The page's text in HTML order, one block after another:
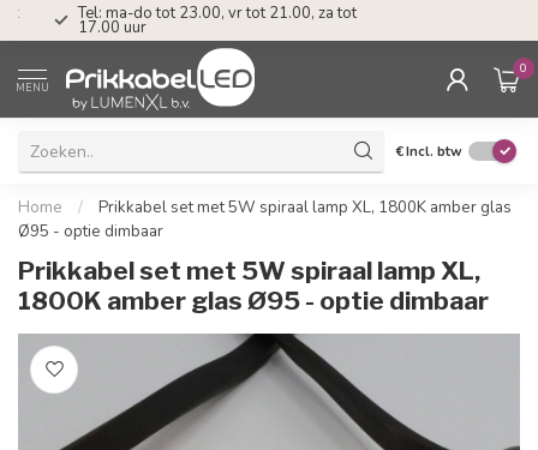
Tel: ma-do tot 23.00, vr tot 21.00, za tot
17.00 uur
MENU
0
€Incl. btw
Home /
Prikkabel set met 5W spiraal lamp XL, 1800K amber glas
Ø95 - optie dimbaar
Prikkabel set met 5W spiraal lamp XL,
1800K amber glas Ø95 - optie dimbaar